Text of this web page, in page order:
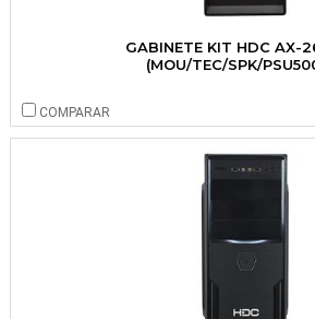
GABINETE KIT HDC AX-
(MOU/TEC/SPK/
COMPARAR